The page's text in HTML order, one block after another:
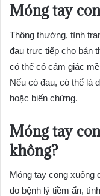
Móng tay
Thông thường, tình
đau trực tiếp cho bản
có thể có cảm giác
Nếu có đau, có thể là
hoặc biến chứng.
Móng tay
không?
Móng tay cong xuống
do bệnh lý tiềm ẩn,